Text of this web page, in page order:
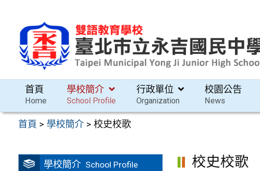
容
首頁
Home
學校簡介
School Profile
行政單位
Organization
校園公告
News
首頁 > 學校簡介 >校史校歌
學校簡介 School Profile 校史校歌